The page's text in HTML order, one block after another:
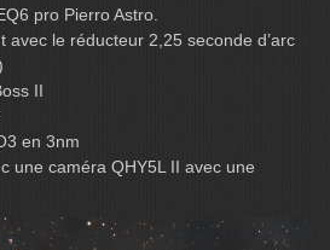
pro Pierro Astro.
avec le réducteur 2,25 seconde d’arc
II
en 3nm
une caméra QHY5L II avec une